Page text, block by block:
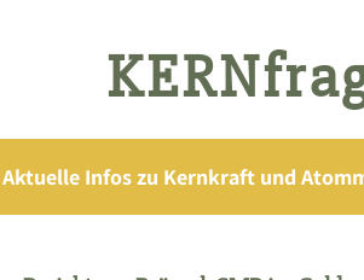
Aktuelle Infos zu Kernkraft und